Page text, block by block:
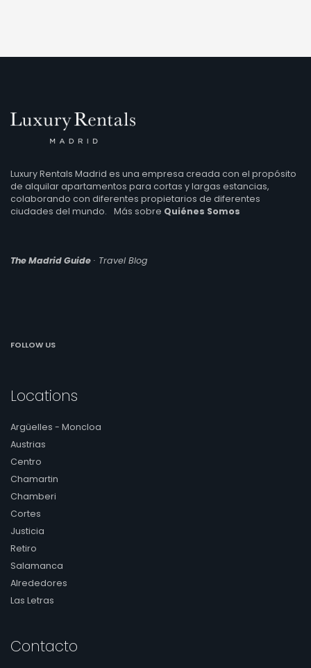
Luxury Rentals Madrid es una empresa creada con el propósito
de alquilar apartamentos para cortas y largas estancias,
colaborando con diferentes propietarios de diferentes
ciudades del mundo.
Más sobre Quiénes Somos
The Madrid Guide · Travel Blog
FOLLOW US
Locations
Argüelles - Moncloa
Austrias
Centro
Chamartin
Chamberi
Cortes
Justicia
Retiro
Salamanca
Alrededores
Las Letras
Contacto